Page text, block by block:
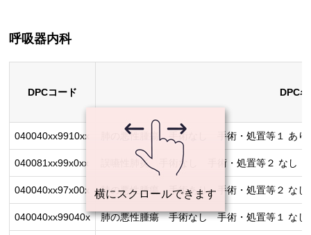
呼吸器内科
DPCコード DPC
040040xx9910xx 肺の悪性腫瘍 手術なし 手術・処置等１ あ
040081xx99x0xx 誤嚥性肺炎 手術なし 手術・処置等２ なし
040040xx97x00x 肺の悪性腫瘍 手術あり 手術・処置等２ な
040040xx99040x 肺の悪性腫瘍 手術なし 手術・処置等１ な